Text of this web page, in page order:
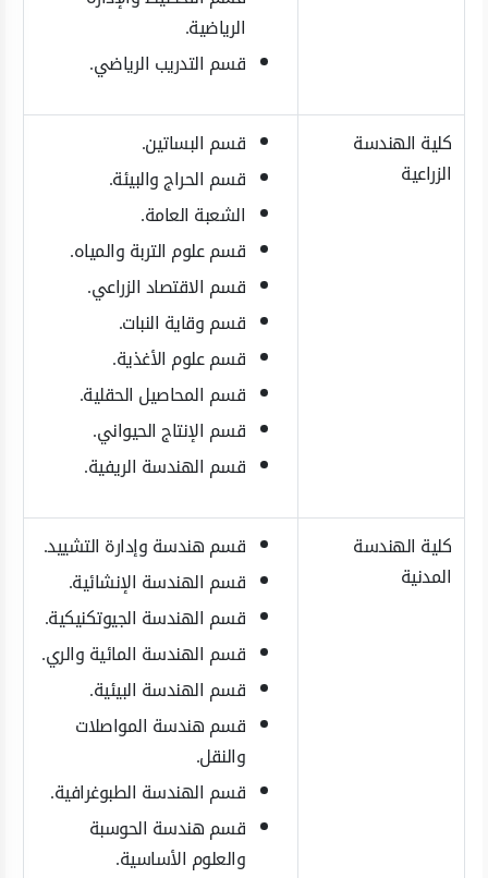
الرياضية.
قسم التدريب الرياضي.
كلية الهندسة
الزراعية
قسم البساتين.
قسم الحراج والبيئة.
الشعبة العامة.
قسم علوم التربة والمياه.
قسم الاقتصاد الزراعي.
قسم وقاية النبات.
قسم علوم الأغذية.
قسم المحاصيل الحقلية.
قسم الإنتاج الحيواني.
قسم الهندسة الريفية.
كلية الهندسة
المدنية
قسم هندسة وإدارة التشييد.
قسم الهندسة الإنشائية.
قسم الهندسة الجيوتكنيكية.
قسم الهندسة المائية والري.
قسم الهندسة البيئية.
قسم هندسة المواصلات
والنقل.
قسم الهندسة الطبوغرافية.
قسم هندسة الحوسبة
والعلوم الأساسية.